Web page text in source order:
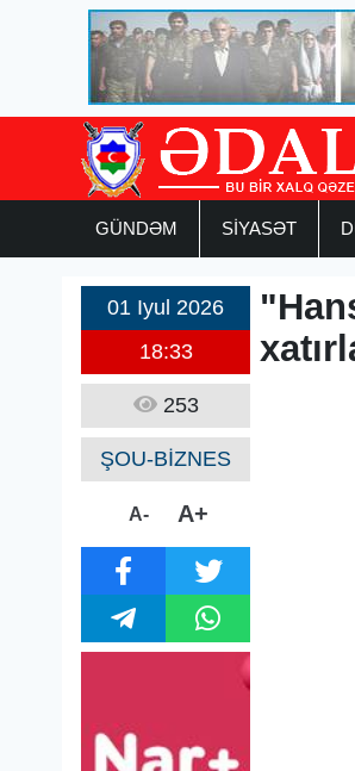
GÜNDƏM SİYASƏT
01 Iyul 2026
18:33
253
ŞOU-BİZNES
A- A+